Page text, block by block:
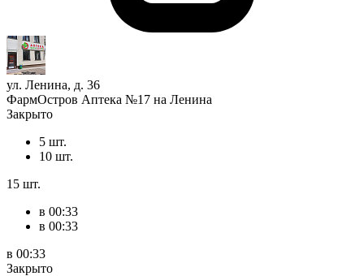
ул. Ленина, д. 36
ФармОстров Аптека №17 на Ленина
Закрыто
5 шт.
10 шт.
15 шт.
в 00:33
в 00:33
в 00:33
Закрыто